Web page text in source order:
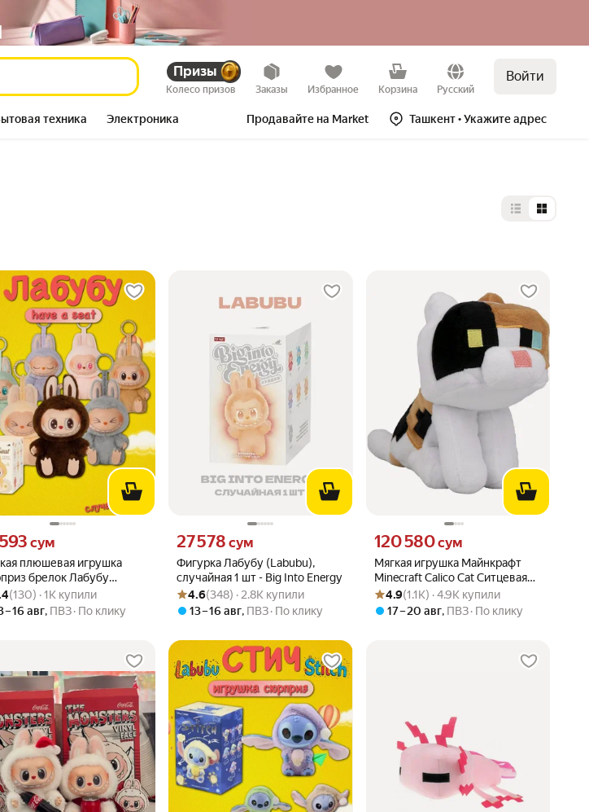
Призы
Колесо призов Заказы Избранное Корзина Русский
Войти
техника Электроника Продавайте на Market Ташкент• Укажите адрес
Выбор типа
плюшевая игрушка
брелок Лабубу
"HAVE A SEAT", цвет
16593 сум вместо
сум
товара: 4.4 из 5
(130) · 1K купили
(130) · 1K купили
– 16 авг, ПВЗ По клику
Фигурка Лабубу (Labubu),
случайная 1 шт - Big Into Energy
Цена 27578 сум вместо
27 578 сум
Рейтинг товара: 4.6 из 5
Оценок: (348) · 2.8K купили
4.6(348) · 2.8K купили
13 – 16 авг, ПВЗ По клику
Мягкая игрушка Майнкрафт
Minecraft Calico Cat Ситцевая
трехцветная Кошка 20см
Цена 120580 сум вместо
120 580сум
Рейтинг товара: 4.9 из 5
Оценок: (1.1K) · 4.9K купили
4.9(1.1K) · 4.9K купили
17 – 20 авг, ПВЗ По клику